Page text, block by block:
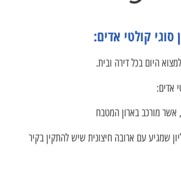
סוגי קולטי אדים:
היום בכל דירה ובית.
אדים:
אשר מורכב בארון המטבח
שמגיע עם ארובה חיצונית שיש להתקין בקיר